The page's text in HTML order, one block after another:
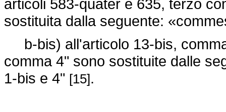
articoli 583-quater e 635, terzo
sostituita dalla seguente:
b-bis) all'articolo 13-bis,
comma 4" sono sostituite dalle
1-bis e 4" [15].